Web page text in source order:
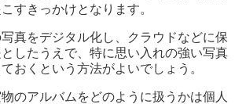
すきっかけとなります。
真をデジタル化し、クラウドなどに保
したうえで、特に思い入れの強い写真
おくという方法がよいでしょう。
のアルバムをどのように扱うかは個人